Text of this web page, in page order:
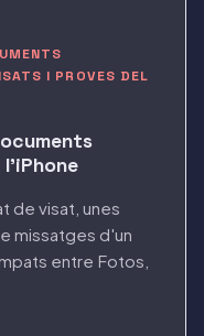
I PROVES DEL
l'iPhone
de visat, unes
missatges d'un
entre Fotos,